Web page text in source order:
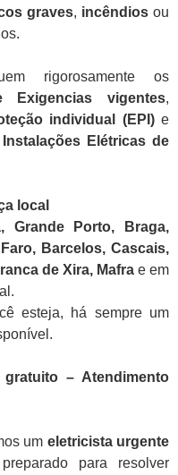
graves, incêndiosou
rigorosamente os
vigentes,
individual (EPI)e
Elétricas de
local
Grande Porto, Braga,
Barcelos, Cascais,
de Xira, Mafra e em
esteja, há sempre um
– Atendimento
um eletricista urgente
para resolver